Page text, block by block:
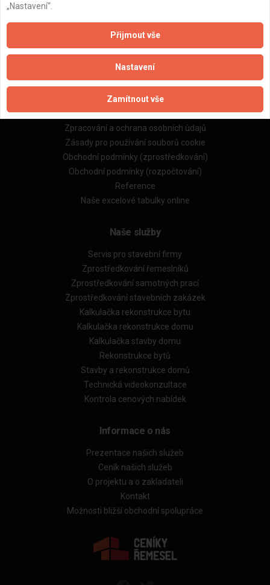
Naše firmy a řemeslníci
Zpracování a ochrana osobních údajů
Zásady pro používání souborů cookie
Obchodní podmínky (zprostředkování)
Obchodní podmínky (rozpočtování)
Reference
Naše excelové tabulky online
Naše služby
Servis pro stavební firmy
Zprostředkování řemeslníků
Zprostředkování samotných prací
Zprostředkování stavebních zakázek
Kalkulačka rekonstrukce bytu
Kalkulačka rekonstrukce domu
Kalkulačka stavby domu
Rekonstrukce bytů
Stavby a rekonstrukce domů
Technická videokonzultace
Kontrola cenových nabídek
Informace o nás
Prezentace našich služeb
Ceník našich služeb
O projektu a o zakladateli
Kontakt
Možnosti bližší obchodní spolupráce
„Nastavení“.
Přijmout vše
Nastavení
Zamítnout vše